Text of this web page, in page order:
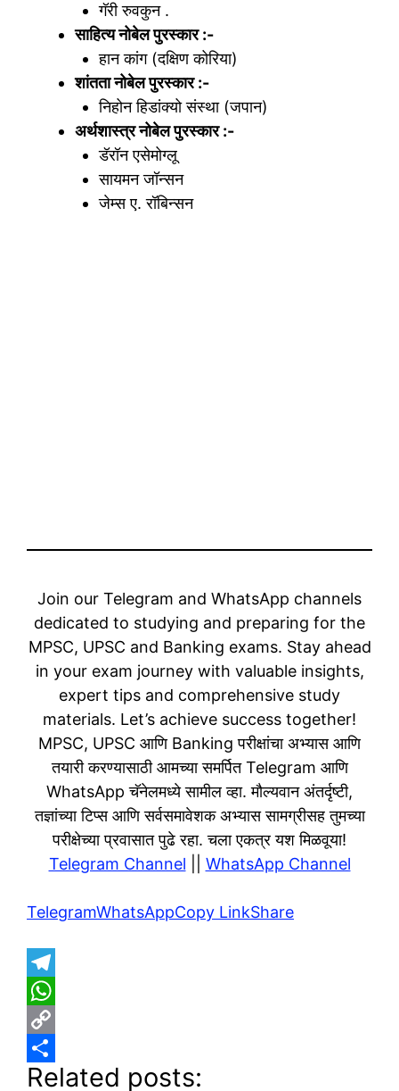
गॅरी रुवकुन .
साहित्य नोबेल पुरस्कार :-
हान कांग (दक्षिण कोरिया)
शांतता नोबेल पुरस्कार :-
निहोन हिडांक्यो संस्था (जपान)
अर्थशास्त्र नोबेल पुरस्कार :-
डॅरॉन एसेमोग्लू
सायमन जॉन्सन
जेम्स ए. रॉबिन्सन
Join our Telegram and WhatsApp channels
dedicated to studying and preparing for the
MPSC, UPSC and Banking exams. Stay ahead
in your exam journey with valuable insights,
expert tips and comprehensive study
materials. Let’s achieve success together!
MPSC, UPSC आणि Banking परीक्षांचा अभ्यास आणि
तयारी करण्यासाठी आमच्या समर्पित Telegram आणि
WhatsApp चॅनेलमध्ये सामील व्हा. मौल्यवान अंतर्दृष्टी,
तज्ञांच्या टिप्स आणि सर्वसमावेशक अभ्यास सामग्रीसह तुमच्या
परीक्षेच्या प्रवासात पुढे रहा. चला एकत्र यश मिळवूया!
Telegram Channel
WhatsApp Channel
TelegramWhatsAppCopy LinkShare
T
e
e
W
h
a
C
o
S
Related posts: